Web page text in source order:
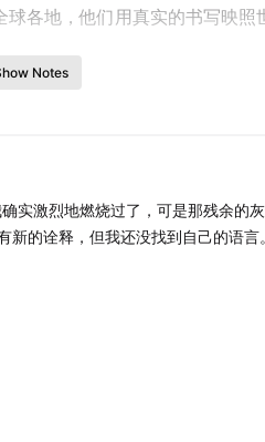
各地，他们用真实的书写映照
欢迎收听！
录下来
Notes
实激烈地燃烧过了，可是那残余的
新的诠释，但我还没找到自己的语言